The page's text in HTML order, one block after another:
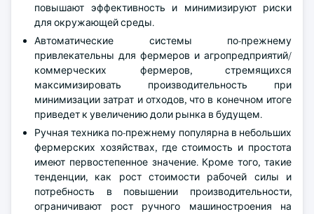
повышают эффективность и минимизируют риски
для окружающей среды.
Автоматические системы по-прежнему
привлекательны для фермеров и агропредприятий/
коммерческих фермеров, стремящихся
максимизировать производительность при
минимизации затрат и отходов, что в конечном итоге
приведет к увеличению доли рынка в будущем.
Ручная техника по-прежнему популярна в небольших
фермерских хозяйствах, где стоимость и простота
имеют первостепенное значение. Кроме того, такие
тенденции, как рост стоимости рабочей силы и
потребность в повышении производительности,
ограничивают рост ручного машиностроения на